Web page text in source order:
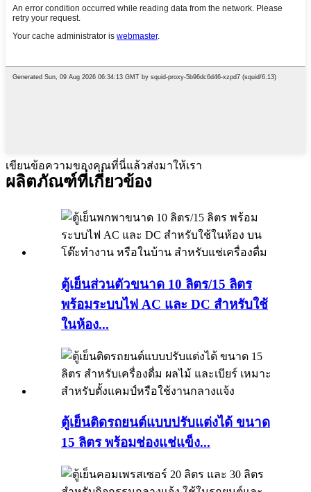
เขียนข้อความของคุณที่นี่แล้วส่งมาให้เรา
ผลิตภัณฑ์ที่เกี่ยวข้อง
ตู้เย็นส่วนตัวขนาด 10 ลิตร/15 ลิตร
พร้อมระบบไฟ AC และ DC สำหรับใช้
ในห้อง...
ตู้เย็นติดรถยนต์แบบปรับแต่งได้ ขนาด
15 ลิตร พร้อมช่องแช่แข็ง...